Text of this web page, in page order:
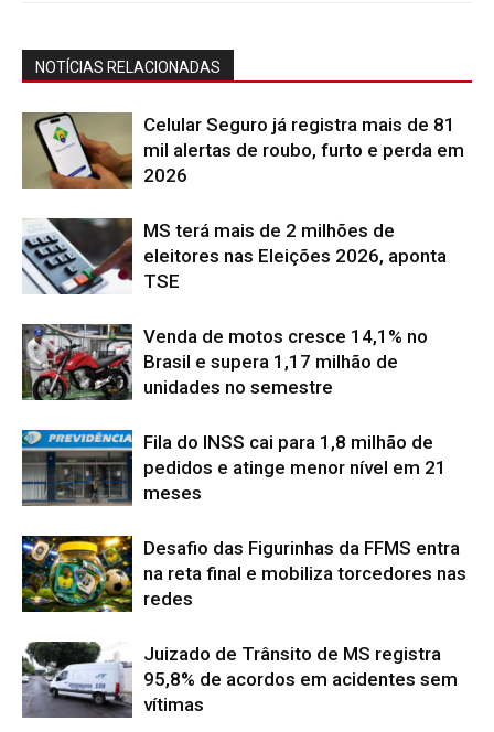
NOTÍCIAS RELACIONADAS
Celular Seguro já registra mais de 81
mil alertas de roubo, furto e perda em
2026
MS terá mais de 2 milhões de
eleitores nas Eleições 2026, aponta
TSE
Venda de motos cresce 14,1% no
Brasil e supera 1,17 milhão de
unidades no semestre
Fila do INSS cai para 1,8 milhão de
pedidos e atinge menor nível em 21
meses
Desafio das Figurinhas da FFMS entra
na reta final e mobiliza torcedores nas
redes
Juizado de Trânsito de MS registra
95,8% de acordos em acidentes sem
vítimas